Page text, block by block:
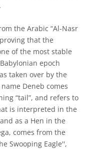
the Arabic “Al-Nasr
proving that the
of the most stable
epoch
taken over by the
Deneb comes
“tail”, and refers to
is interpreted in the
as a Hen in the
comes from the
Swooping Eagle'',